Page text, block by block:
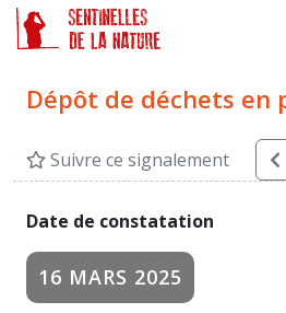
Dépôt de déchets en
Suivre ce signalement
Date de constatation
16 MARS 2025
Panneau de gestion des cookies